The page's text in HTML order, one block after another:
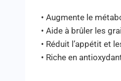
• Augmente le
• Aide à brûler les
• Réduit l’appétit et
• Riche en